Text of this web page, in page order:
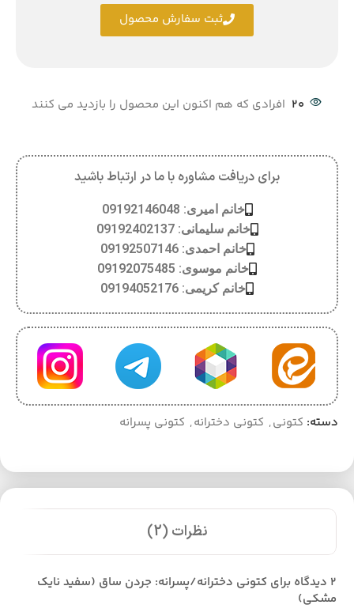
20 افرادی که هم اکنون این محصول را بازدید می کنند
برای دریافت مشاوره با ما در ارتباط باشید
خانم امیری: 09192146048
خانم سلیمانی: 09192402137
خانم احمدی: 09192507146
خانم موسوی: 09192075485
خانم کریمی: 09194052176
دسته: کتونی, کتونی دخترانه, کتونی پسرانه
ثبت سفارش محصول
نظرات (2)
2 دیدگاه برای
کتونی دخترانه/پسرانه: جردن ساق (سفید نایک
مشکی)